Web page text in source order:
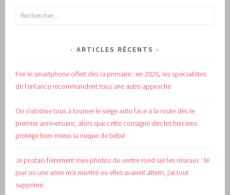
Rechercher :
ARTICLES RÉCENTS
Fini le smartphone offert dès la primaire : en 2026, les spécialistes
de l’enfance recommandent tous une autre approche
On s’obstine tous à tourner le siège auto face à la route dès le
premier anniversaire, alors que cette consigne des techniciens
protège bien mieux la nuque de bébé
Je postais fièrement mes photos de ventre rond sur les réseaux : le
jour où une amie m’a montré où elles avaient atterri, j’ai tout
supprimé